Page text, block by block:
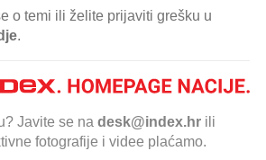
o temi ili želite prijaviti grešku u
.
Javite se na desk@index.hr ili
fotografije i videe plaćamo.